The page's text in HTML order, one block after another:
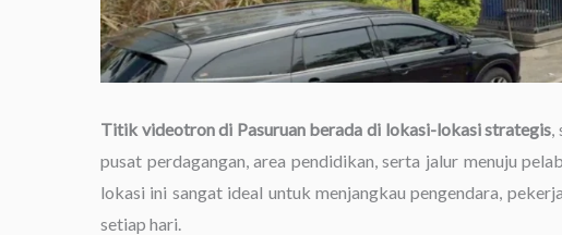
Titik videotron di Pasuruan berada di lokasi-lokasi strategis
pusat perdagangan, area pendidikan, serta jalur menuju
lokasi ini sangat ideal untuk menjangkau pengendara,
setiap hari.